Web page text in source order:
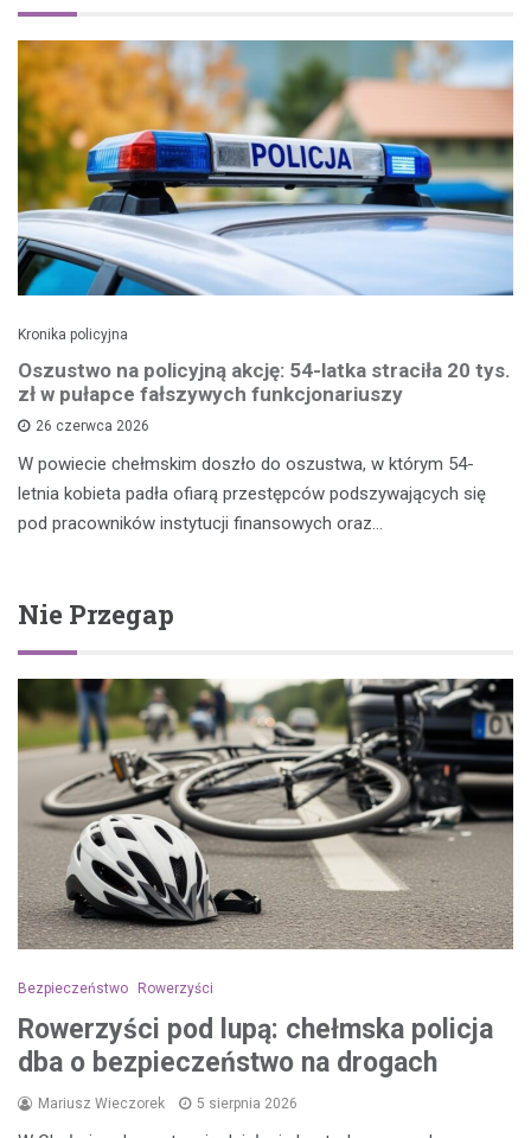
Kronika policyjna
Oszustwo na policyjną akcję: 54-latka straciła 20 tys.
zł w pułapce fałszywych funkcjonariuszy
26 czerwca 2026
W powiecie chełmskim doszło do oszustwa, w którym 54-
letnia kobieta padła ofiarą przestępców podszywających się
pod pracowników instytucji finansowych oraz…
Nie Przegap
Bezpieczeństwo Rowerzyści
Rowerzyści pod lupą: chełmska policja
dba o bezpieczeństwo na drogach
Mariusz Wieczorek 5 sierpnia 2026